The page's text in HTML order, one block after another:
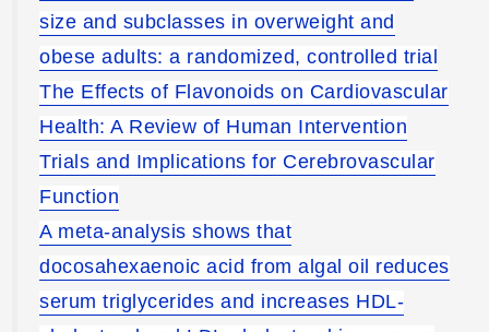
size and subclasses in overweight and
obese adults: a randomized, controlled trial
The Effects of Flavonoids on Cardiovascular
Health: A Review of Human Intervention
Trials and Implications for Cerebrovascular
Function
A meta-analysis shows that
docosahexaenoic acid from algal oil reduces
serum triglycerides and increases HDL-